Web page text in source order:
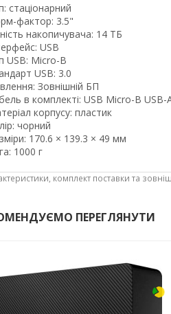
стаціонарний
фактор: 3.5"
накопичувача: 14 ТБ
USB
USB: Micro-B
USB: 3.0
Зовнішній БП
в комплекті: USB Micro-B USB-
корпусу: пластик
чорний
170.6 × 139.3 × 49 мм
1000 г
комплект поставки та
ПЕРЕГЛЯНУТИ